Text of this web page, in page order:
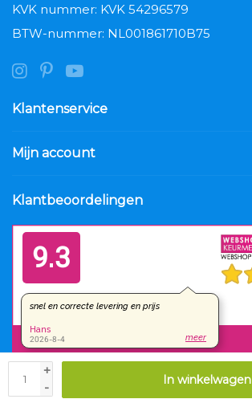
+
-
In winkelwagen
KVK nummer: KVK 54296579
BTW-nummer: NL001861710B75
Klantenservice
Mijn account
Klantbeoordelingen
© Copyright 2026 Luxar.nl